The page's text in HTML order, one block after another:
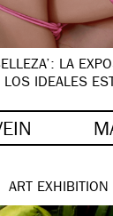
LA
LOS IDEALES
ART EXHIBITION